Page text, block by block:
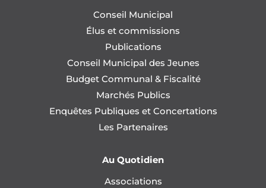
Conseil Municipal
Élus et commissions
Publications
Conseil Municipal des Jeunes
Budget Communal & Fiscalité
Marchés Publics
Enquêtes Publiques et Concertations
Les Partenaires
Au Quotidien
Associations